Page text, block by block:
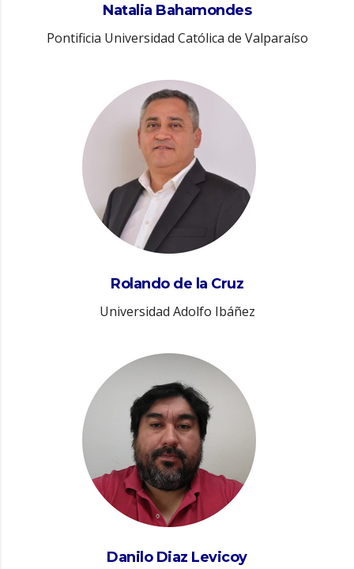
Natalia Bahamondes
Pontificia Universidad Católica de Valparaíso
Rolando de la Cruz
Universidad Adolfo Ibáñez
Danilo Diaz Levicoy